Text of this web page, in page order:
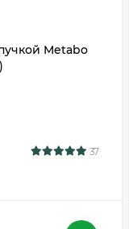
Metabo
37